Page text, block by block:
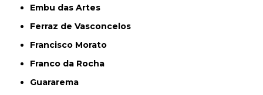
Embu das Artes
Ferraz de Vasconcelos
Francisco Morato
Franco da Rocha
Guararema